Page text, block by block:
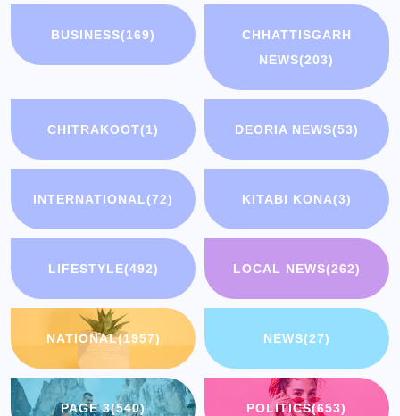
BUSINESS(169)
CHHATTISGARH
NEWS(203)
CHITRAKOOT(1) DEORIA NEWS(53)
INTERNATIONAL(72) KITABI KONA(3)
LIFESTYLE(492) LOCAL NEWS(262)
NATIONAL(1957) NEWS(27)
PAGE 3(540) POLITICS(653)